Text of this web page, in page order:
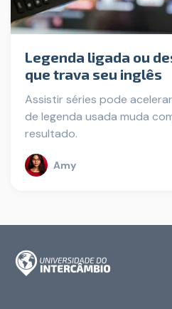
Legenda ligada ou
que trava seu inglês
Assistir séries pode
de legenda usada muda
resultado.
Amy